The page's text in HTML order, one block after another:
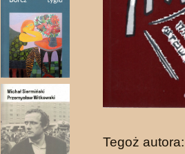
Tegoż autora: